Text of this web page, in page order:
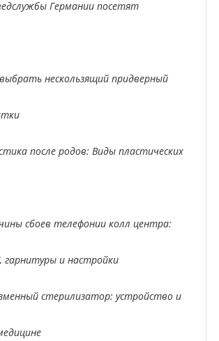
Германии посетят
нескользящий придверный
после родов: Виды пластических
сбоев телефонии колл центра:
гарнитуры и настройки
стерилизатор: устройство и